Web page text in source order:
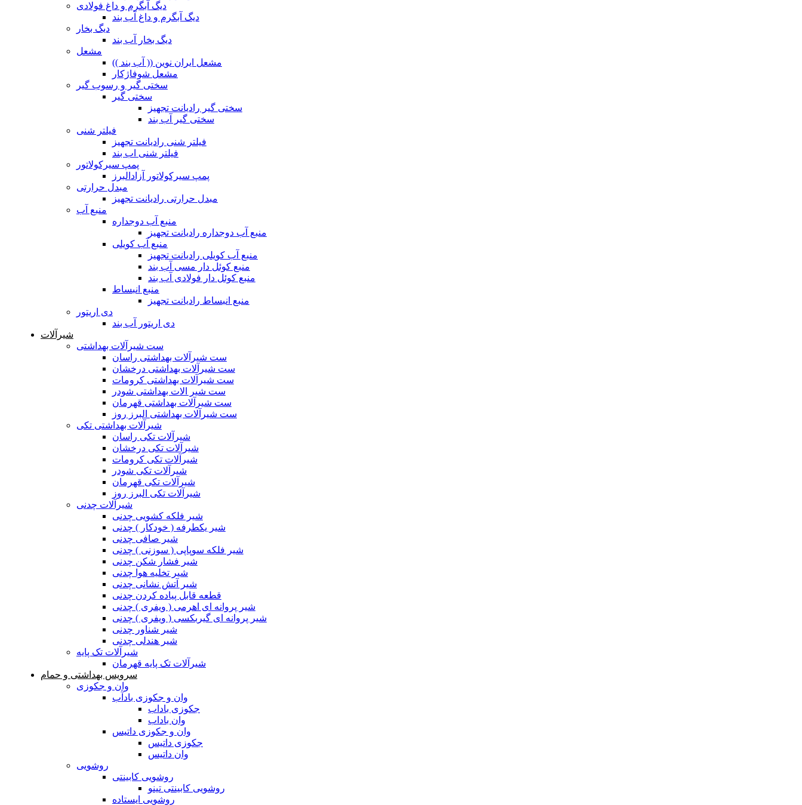
دیگ آبگرم و داغ فولادی
دیگ آبگرم و داغ آب بند
دیگ بخار
دیگ بخار آب بند
مشعل
مشعل ایران نوین (( آب بند ))
مشعل شوفاژکار
سختی گیر و رسوب گیر
سختی گیر
سختی گیر رادیانت تجهیز
سختی گیر آب بند
فیلتر شنی
فیلتر شنی رادیانت تجهیز
فیلتر شنی اب بند
پمپ سیرکولاتور
پمپ سیرکولاتور آزادالبرز
مبدل حرارتی
مبدل حرارتی رادیانت تجهیز
منبع آب
منبع آب دوجداره
منبع آب دوجداره رادیانت تجهیز
منبع آب کویلی
منبع آب کویلی رادیانت تجهیز
منبع کوئل دار مسی آب بند
منبع کوئل دار فولادی آب بند
منبع انبساط
منبع انبساط رادیانت تجهیز
دی اریتور
دی اریتور آب بند
شیرآلات
ست شیرآلات بهداشتی
ست شیرآلات بهداشتی راسان
ست شیرآلات بهداشتی درخشان
ست شیرآلات بهداشتی کرومات
ست شیر الات بهداشتی شودر
ست شیرآلات بهداشتی قهرمان
ست شیرآلات بهداشتی البرز روز
شیرآلات بهداشتی تکی
شیرآلات تکی راسان
شیرآلات تکی درخشان
شیرآلات تکی کرومات
شیرآلات تکی شودر
شیرآلات تکی قهرمان
شیرآلات تکی البرز روز
شیرآلات چدنی
شیر فلکه کشویی چدنی
شیر یکطرفه ( خودکار ) چدنی
شیر صافی چدنی
شیر فلکه سوپاپی ( سوزنی ) چدنی
شیر فشار شکن چدنی
شیر تخلیه هوا چدنی
شیر آتش نشانی چدنی
قطعه قابل پیاده کردن چدنی
شیر پروانه ای اهرمی ( ویفری ) چدنی
شیر پروانه ای گیربکسی ( ویفری ) چدنی
شیر شناور چدنی
شیر هندلی چدنی
شیرآلات تک پایه
شیرآلات تک پایه قهرمان
سرویس بهداشتی و حمام
وان و جکوزی
وان و جکوزی بادآب
جکوزی باداب
وان باداب
وان و جکوزی داتیس
جکوزی داتیس
وان داتیس
روشویی
روشویی کابینتی
روشویی کابینتی تینو
روشویی‌ ایستاده